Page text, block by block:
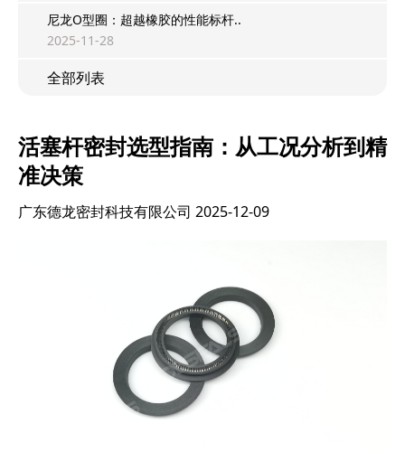
尼龙O型圈：超越橡胶的性能标杆..
2025-11-28
全部列表
活塞杆密封选型指南：从工况分析到精
准决策
广东德龙密封科技有限公司 2025-12-09